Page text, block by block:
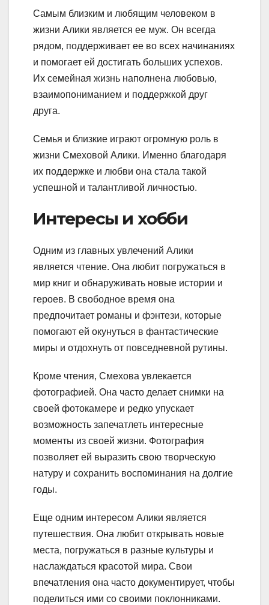
Самым близким и любящим человеком в
жизни Алики является ее муж. Он всегда
рядом, поддерживает ее во всех начинаниях
и помогает ей достигать больших успехов.
Их семейная жизнь наполнена любовью,
взаимопониманием и поддержкой друг
друга.
Семья и близкие играют огромную роль в
жизни Смеховой Алики. Именно благодаря
их поддержке и любви она стала такой
успешной и талантливой личностью.
Интересы и хобби
Одним из главных увлечений Алики
является чтение. Она любит погружаться в
мир книг и обнаруживать новые истории и
героев. В свободное время она
предпочитает романы и фэнтези, которые
помогают ей окунуться в фантастические
миры и отдохнуть от повседневной рутины.
Кроме чтения, Смехова увлекается
фотографией. Она часто делает снимки на
своей фотокамере и редко упускает
возможность запечатлеть интересные
моменты из своей жизни. Фотография
позволяет ей выразить свою творческую
натуру и сохранить воспоминания на долгие
годы.
Еще одним интересом Алики является
путешествия. Она любит открывать новые
места, погружаться в разные культуры и
наслаждаться красотой мира. Свои
впечатления она часто документирует, чтобы
поделиться ими со своими поклонниками.